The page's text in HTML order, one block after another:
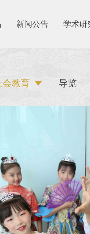
新闻公告 学术研
会教育 导览